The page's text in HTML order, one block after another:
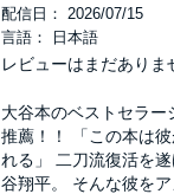
配信日： 2026/07/15
言語： 日本語
レビューはまだありま
大谷本のベストセラ
推薦！！ 「この本は
れる」 二刀流復活を
谷翔平。 そんな彼を